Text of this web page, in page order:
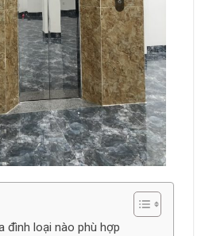
đình loại nào phù hợp